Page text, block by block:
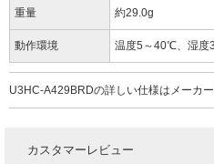
重量 約29.0g
動作環境 温度5～40℃、湿度
U3HC-A429BRDの詳しい仕様は メーカ
カスタマーレビュー